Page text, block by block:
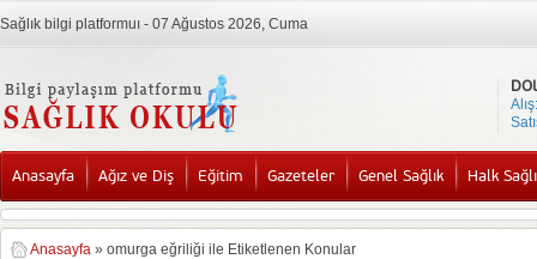
Sağlık bilgi platformuı - 07 Ağustos 2026, Cuma
Alış:
Anasayfa Ağız ve Diş Eğitim Gazeteler Genel Sağlık Halk
Anasayfa » omurga eğriliği ile Etiketlenen Konular